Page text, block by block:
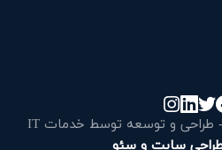
کپی رایت © 2026 - 2024 - طراحی و توسعه توسط خدمات IT
سایت و سئو